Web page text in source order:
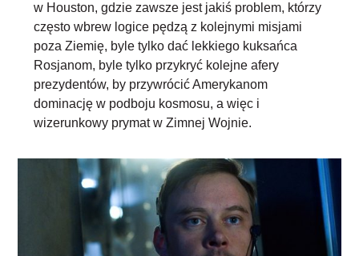
w Houston, gdzie zawsze jest jakiś problem, którzy
często wbrew logice pędzą z kolejnymi misjami
poza Ziemię, byle tylko dać lekkiego kuksańca
Rosjanom, byle tylko przykryć kolejne afery
prezydentów, by przywrócić Amerykanom
dominację w podboju kosmosu, a więc i
wizerunkowy prymat w Zimnej Wojnie.